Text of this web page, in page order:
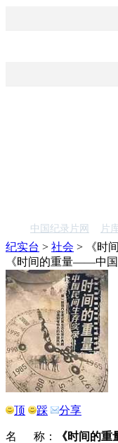
中国纪录片网 片
纪实台 > 社会 >
《时
《时间的重量――中国
顶 踩 分享
名 称：
《时间的